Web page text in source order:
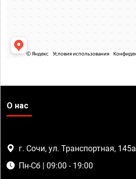
О нас
г. Сочи, ул. Транспортная, 145а
Пн-Сб | 09:00 - 19:00